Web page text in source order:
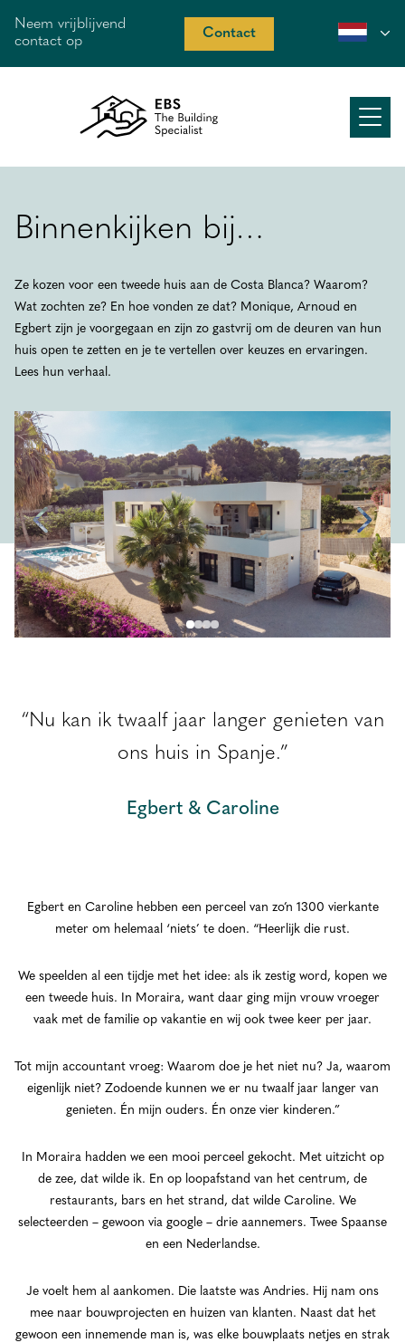
Neem vrijblijvend
contact op
Contact
Over ons
Recent werk
Binnenkijken
Costa Blanca
EBS Blog
Contact
NL
Binnenkijken bij…
Ze kozen voor een tweede huis aan de Costa Blanca? Waarom?
Wat zochten ze? En hoe vonden ze dat? Monique, Arnoud en
Egbert zijn je voorgegaan en zijn zo gastvrij om de deuren van hun
huis open te zetten en je te vertellen over keuzes en ervaringen.
Lees hun verhaal.
“Nu kan ik twaalf jaar langer genieten van
ons huis in Spanje.”
Egbert & Caroline
Egbert en Caroline hebben een perceel van zo’n 1300 vierkante
meter om helemaal ‘niets’ te doen. “Heerlijk die rust.
We speelden al een tijdje met het idee: als ik zestig word, kopen we
een tweede huis. In Moraira, want daar ging mijn vrouw vroeger
vaak met de familie op vakantie en wij ook twee keer per jaar.
Tot mijn accountant vroeg: Waarom doe je het niet nu? Ja, waarom
eigenlijk niet? Zodoende kunnen we er nu twaalf jaar langer van
genieten. Én mijn ouders. Én onze vier kinderen.”
In Moraira hadden we een mooi perceel gekocht. Met uitzicht op
de zee, dat wilde ik. En op loopafstand van het centrum, de
restaurants, bars en het strand, dat wilde Caroline. We
selecteerden – gewoon via google – drie aannemers. Twee Spaanse
en een Nederlandse.
Je voelt hem al aankomen. Die laatste was Andries. Hij nam ons
mee naar bouwprojecten en huizen van klanten. Naast dat het
gewoon een innemende man is, was elke bouwplaats netjes en strak